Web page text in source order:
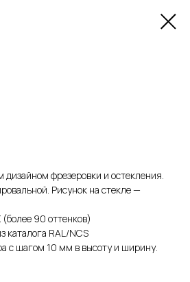
фрезеровки и остекления.
Рисунок на стекле —
90 оттенков)
каталога RAL/NCS
с шагом 10 мм в высоту и ширину.